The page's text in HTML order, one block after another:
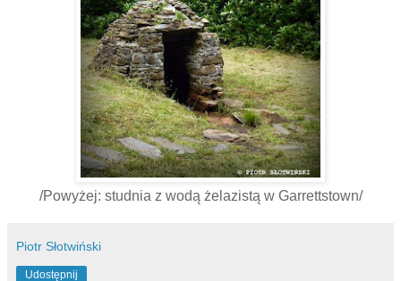
/Powyżej: studnia z wodą żelazistą w Garrettstown/
Piotr Słotwiński
Udostępnij